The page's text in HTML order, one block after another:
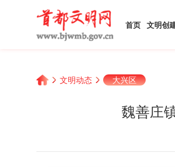
首页 文明创
文明动态 大兴区
魏善庄